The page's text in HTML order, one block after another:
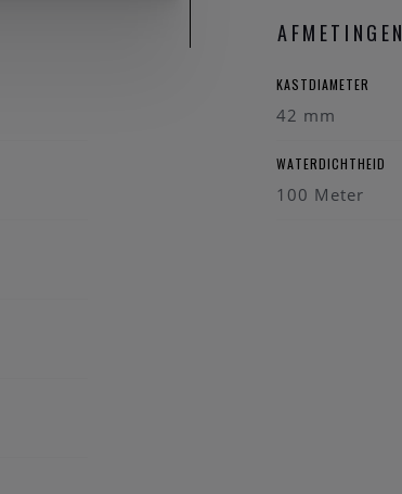
AFMETINGEN
KASTDIAMETER
42 mm
WATERDICHTHEID
100 Meter